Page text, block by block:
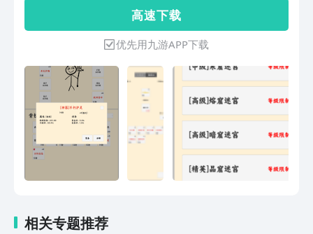
高 速 下 载
优先用九游APP下载
相关专题推荐